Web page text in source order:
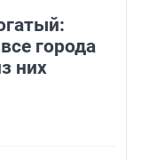
города
них